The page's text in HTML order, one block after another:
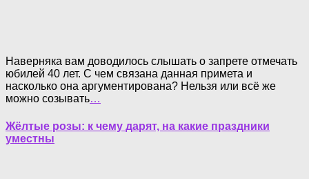
Наверняка вам доводилось слышать о запрете отмечать
юбилей 40 лет. С чем связана данная примета и
насколько она аргументирована? Нельзя или всё же
можно созывать…
Жёлтые розы: к чему дарят, на какие праздники
уместны